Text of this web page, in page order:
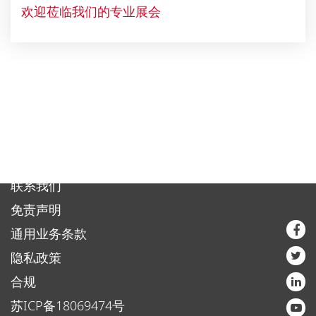
欢迎莅临我们的专业展会
联系我们
免责声明
通用业务条款
隐私政策
合规
苏ICP备18069474号